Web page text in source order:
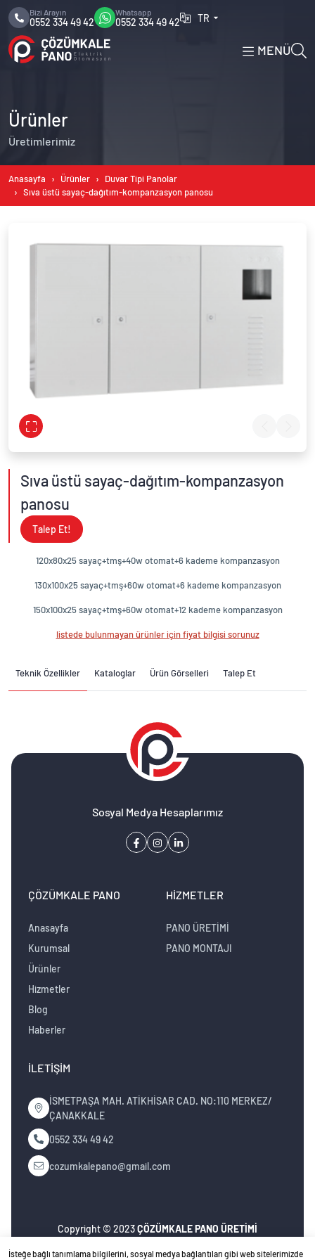
Bizi Arayın
0552 334 49 42
Whatsapp
0552 334 49 42 TR
MENÜ
Ürünler
Üretimlerimiz
Anasayfa Ürünler
Duvar Tipi Panolar
Sıva üstü sayaç-dağıtım-kompanzasyon panosu
Sıva üstü sayaç-dağıtım-kompanzasyon
panosu
Talep Et!
120x80x25 sayaç+tmş+40w otomat+6 kademe kompanzasyon
130x100x25 sayaç+tmş+60w otomat+6 kademe kompanzasyon
150x100x25 sayaç+tmş+60w otomat+12 kademe kompanzasyon
listede bulunmayan ürünler için fiyat bilgisi sorunuz
Teknik Özellikler Kataloglar Ürün Görselleri Talep Et
Sosyal Medya Hesaplarımız
ÇÖZÜMKALE PANO
Anasayfa
Kurumsal
Ürünler
Hizmetler
Blog
Haberler
HIZMETLER
PANO ÜRETİMİ
PANO MONTAJI
İLETIŞIM
İSMETPAŞA MAH. ATİKHİSAR CAD. NO:110 MERKEZ/
ÇANAKKALE
0552 334 49 42
cozumkalepano@gmail.com
Copyright © 2023ÇÖZÜMKALE PANO ÜRETİMİ
İsteğe bağlı tanımlama bilgilerini, sosyal medya bağlantıları gibi web sitelerimizde